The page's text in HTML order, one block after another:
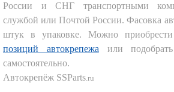
России и СНГ транспортными
службой или Почтой России. Фасовка
штук в упаковке. Можно приобрести
позиций автокрепежа или
самостоятельно.
Автокрепёж SSParts.ru